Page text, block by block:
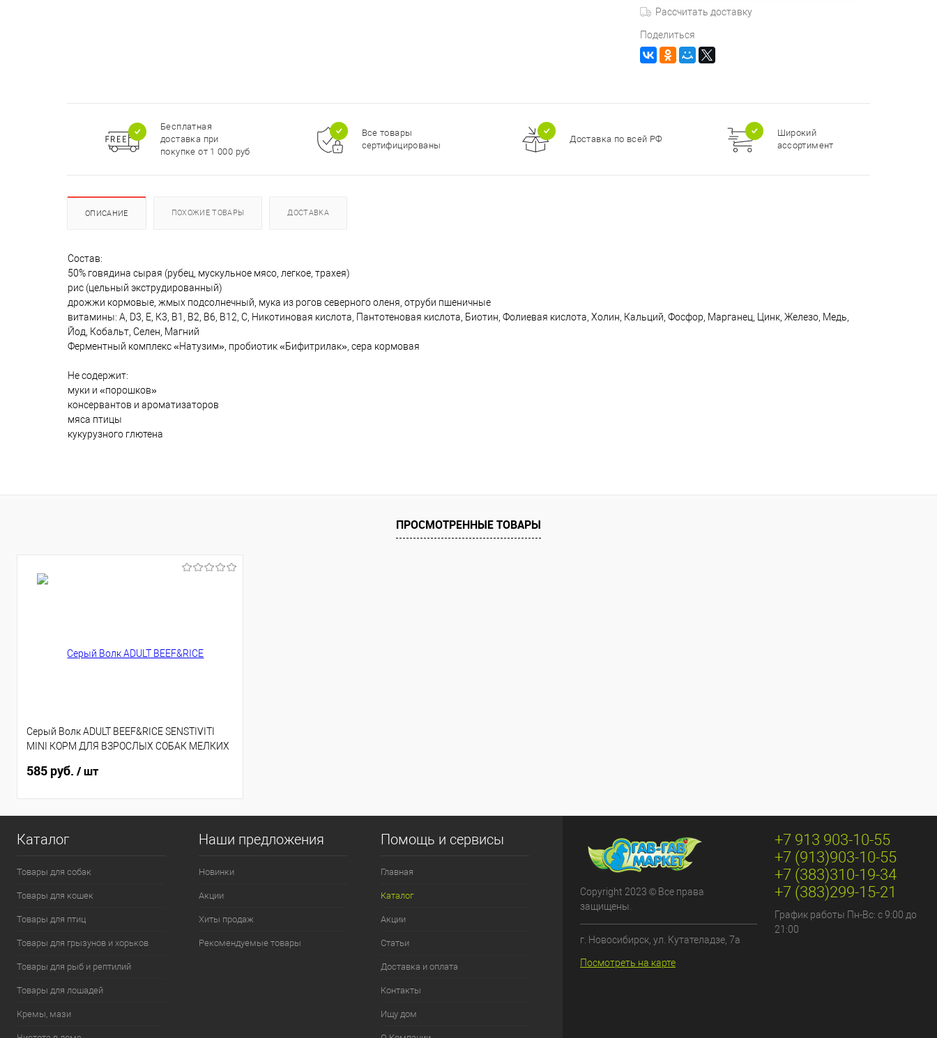
Рассчитать доставку
Поделиться
Бесплатная
доставка при
покупке от 1 000 руб
Все товары
сертифицированы
Доставка по всей РФ
Широкий
ассортимент
ОПИСАНИЕ ПОХОЖИЕ ТОВАРЫ ДОСТАВКА
Состав:
50% говядина сырая (рубец, мускульное мясо, легкое, трахея)
рис (цельный экструдированный)
дрожжи кормовые, жмых подсолнечный, мука из рогов северного оленя, отруби пшеничные
витамины: А, D3, Е, К3, В1, В2, В6, В12, С, Никотиновая кислота, Пантотеновая кислота, Биотин, Фолиевая кислота, Холин, Кальций, Фосфор, Марганец, Цинк, Железо, Медь,
Йод, Кобальт, Селен, Магний
Ферментный комплекс «Натузим», пробиотик «Бифитрилак», сера кормовая
Не содержит:
муки и «порошков»
консервантов и ароматизаторов
мяса птицы
кукурузного глютена
ПРОСМОТРЕННЫЕ ТОВАРЫ
Серый Волк ADULT BEEF&RICE SENSTIVITI
MINI КОРМ ДЛЯ ВЗРОСЛЫХ СОБАК МЕЛКИХ
585 руб. / шт
Каталог
Товары для собак
Товары для кошек
Товары для птиц
Товары для грызунов и хорьков
Товары для рыб и рептилий
Товары для лошадей
Кремы, мази
Наши предложения
Новинки
Акции
Хиты продаж
Рекомендуемые товары
Помощь и сервисы
Главная
Каталог
Акции
Статьи
Доставка и оплата
Контакты
Ищу дом
Copyright 2023 © Все права
защищены.
г. Новосибирск, ул. Кутателадзе, 7а
Посмотреть на карте
+7 913 903-10-55
+7 (913)903-10-55
+7 (383)310-19-34
+7 (383)299-15-21
График работы Пн-Вс: с 9:00 до
21:00